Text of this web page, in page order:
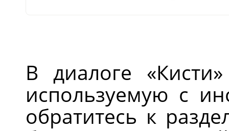
В диалоге «Кисти»
используемую с
обратитесь к